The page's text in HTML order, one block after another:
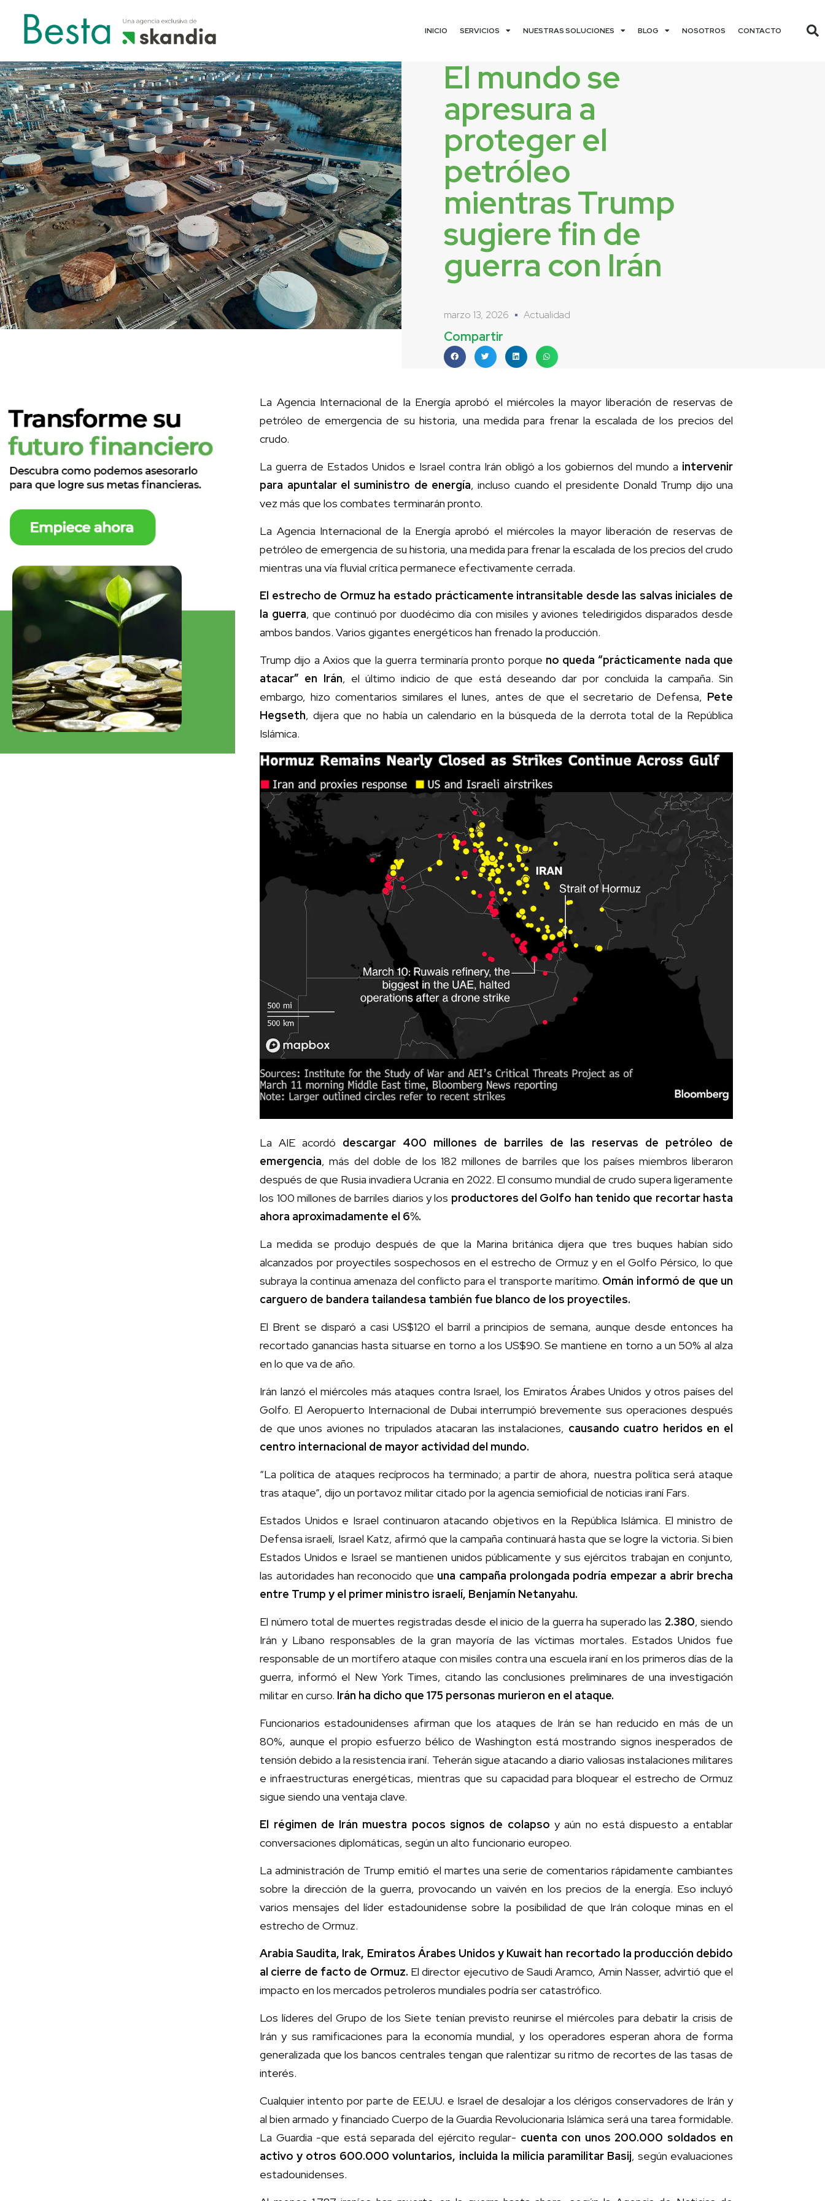
INICIO SERVICIOS NUESTRAS SOLUCIONES BLOG NOSOTROS CONTACTO
El mundo se
apresura a
proteger el
petróleo
mientras Trump
sugiere fin de
guerra con Irán
marzo 13, 2026 Actualidad
Compartir
La Agencia Internacional de la Energía aprobó el miércoles la mayor liberación de reservas de
petróleo de emergencia de su historia, una medida para frenar la escalada de los precios del
crudo.
La guerra de Estados Unidos e Israel contra Irán obligó a los gobiernos del mundo a intervenir
para apuntalar el suministro de energía, incluso cuando el presidente Donald Trump dijo una
vez más que los combates terminarán pronto.
La Agencia Internacional de la Energía aprobó el miércoles la mayor liberación de reservas de
petróleo de emergencia de su historia, una medida para frenar la escalada de los precios del crudo
mientras una vía fluvial crítica permanece efectivamente cerrada.
El estrecho de Ormuz ha estado prácticamente intransitable desde las salvas iniciales de
la guerra, que continuó por duodécimo día con misiles y aviones teledirigidos disparados desde
ambos bandos. Varios gigantes energéticos han frenado la producción.
Trump dijo a Axios que la guerra terminaría pronto porque no queda “prácticamente nada que
atacar” en Irán, el último indicio de que está deseando dar por concluida la campaña. Sin
embargo, hizo comentarios similares el lunes, antes de que el secretario de Defensa, Pete
Hegseth, dijera que no había un calendario en la búsqueda de la derrota total de la República
Islámica.
La AIE acordó descargar 400 millones de barriles de las reservas de petróleo de
emergencia, más del doble de los 182 millones de barriles que los países miembros liberaron
después de que Rusia invadiera Ucrania en 2022. El consumo mundial de crudo supera ligeramente
los 100 millones de barriles diarios y los productores del Golfo han tenido que recortar hasta
ahora aproximadamente el 6%.
La medida se produjo después de que la Marina británica dijera que tres buques habían sido
alcanzados por proyectiles sospechosos en el estrecho de Ormuz y en el Golfo Pérsico, lo que
subraya la continua amenaza del conflicto para el transporte marítimo. Omán informó de que un
carguero de bandera tailandesa también fue blanco de los proyectiles.
El Brent se disparó a casi US$120 el barril a principios de semana, aunque desde entonces ha
recortado ganancias hasta situarse en torno a los US$90. Se mantiene en torno a un 50% al alza
en lo que va de año.
Irán lanzó el miércoles más ataques contra Israel, los Emiratos Árabes Unidos y otros países del
Golfo. El Aeropuerto Internacional de Dubai interrumpió brevemente sus operaciones después
de que unos aviones no tripulados atacaran las instalaciones, causando cuatro heridos en el
centro internacional de mayor actividad del mundo.
“La política de ataques recíprocos ha terminado; a partir de ahora, nuestra política será ataque
tras ataque”, dijo un portavoz militar citado por la agencia semioficial de noticias iraní Fars.
Estados Unidos e Israel continuaron atacando objetivos en la República Islámica. El ministro de
Defensa israelí, Israel Katz, afirmó que la campaña continuará hasta que se logre la victoria. Si bien
Estados Unidos e Israel se mantienen unidos públicamente y sus ejércitos trabajan en conjunto,
las autoridades han reconocido que una campaña prolongada podría empezar a abrir brecha
entre Trump y el primer ministro israelí, Benjamín Netanyahu.
El número total de muertes registradas desde el inicio de la guerra ha superado las 2.380, siendo
Irán y Líbano responsables de la gran mayoría de las víctimas mortales. Estados Unidos fue
responsable de un mortífero ataque con misiles contra una escuela iraní en los primeros días de la
guerra, informó el New York Times, citando las conclusiones preliminares de una investigación
militar en curso. Irán ha dicho que 175 personas murieron en el ataque.
Funcionarios estadounidenses afirman que los ataques de Irán se han reducido en más de un
80%, aunque el propio esfuerzo bélico de Washington está mostrando signos inesperados de
tensión debido a la resistencia iraní. Teherán sigue atacando a diario valiosas instalaciones militares
e infraestructuras energéticas, mientras que su capacidad para bloquear el estrecho de Ormuz
sigue siendo una ventaja clave.
El régimen de Irán muestra pocos signos de colapsoy aún no está dispuesto a entablar
conversaciones diplomáticas, según un alto funcionario europeo.
La administración de Trump emitió el martes una serie de comentarios rápidamente cambiantes
sobre la dirección de la guerra, provocando un vaivén en los precios de la energía. Eso incluyó
varios mensajes del líder estadounidense sobre la posibilidad de que Irán coloque minas en el
estrecho de Ormuz.
Arabia Saudita, Irak, Emiratos Árabes Unidos y Kuwait han recortado la producción debido
al cierre de facto de Ormuz. El director ejecutivo de Saudi Aramco, Amin Nasser, advirtió que el
impacto en los mercados petroleros mundiales podría ser catastrófico.
Los líderes del Grupo de los Siete tenían previsto reunirse el miércoles para debatir la crisis de
Irán y sus ramificaciones para la economía mundial, y los operadores esperan ahora de forma
generalizada que los bancos centrales tengan que ralentizar su ritmo de recortes de las tasas de
interés.
Cualquier intento por parte de EE.UU. e Israel de desalojar a los clérigos conservadores de Irán y
al bien armado y financiado Cuerpo de la Guardia Revolucionaria Islámica será una tarea formidable.
La Guardia -que está separada del ejército regular- cuenta con unos 200.000 soldados en
activo y otros 600.000 voluntarios, incluida la milicia paramilitar Basij, según evaluaciones
estadounidenses.